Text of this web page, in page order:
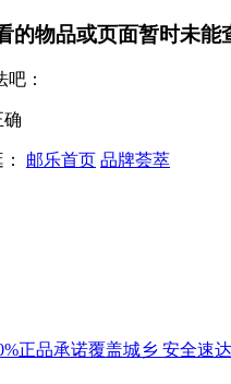
的物品或页面暂时未能
：
确
邮乐首页 品牌荟萃
正品承诺覆盖城乡 安全速达